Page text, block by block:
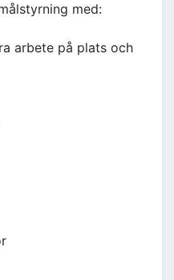
med:
arbete på plats och